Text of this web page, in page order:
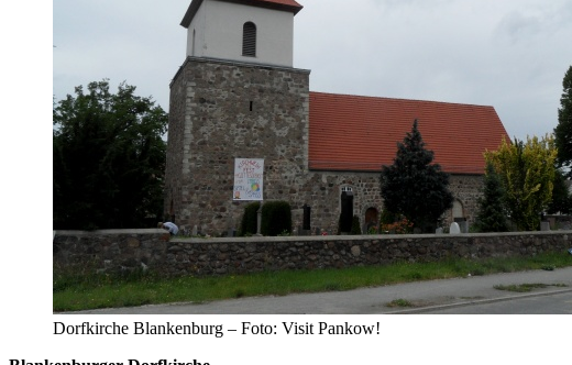
Dorfkirche Blankenburg – Foto: Visit Pankow!